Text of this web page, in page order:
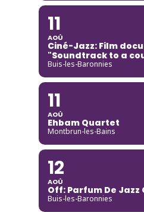
11
AOÛ
Ciné-Jazz: Film
"Soundtrack to a
Buis-les-Baronnies
11
AOÛ
Ehbam Quartet
Montbrun-les-Bains
12
AOÛ
Off: Parfum De
Buis-les-Baronnies